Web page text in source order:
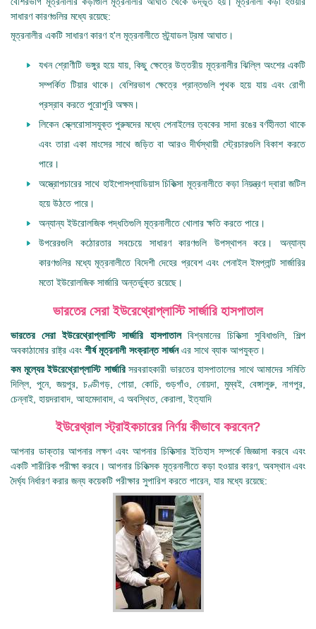
সাধারণ কারণগুলির মধ্যে রয়েছে:
মূত্রনালীর একটি সাধারণ কারণ হ'ল মূত্রনালীতে স্ট্র্যাডল ট্রমা আঘাত।
যখন শ্রোণীটি ভঙ্গুর হয়ে যায়, কিছু ক্ষেত্রে উত্তরীয় মূত্রনালীর ঝিল্লি অংশের একটি
সম্পর্কিত টিয়ার থাকে। বেশিরভাগ ক্ষেত্রে প্রান্তগুলি পৃথক হয়ে যায় এবং রোগী
প্রস্রাব করতে পুরোপুরি অক্ষম।
লিকেন স্ক্লেরোসাসযুক্ত পুরুষদের মধ্যে পেনাইলের ত্বকের সাদা রঙের বর্ণহীনতা থাকে
এবং তারা একা মাংসের সাথে জড়িত বা আরও দীর্ঘস্থায়ী স্ট্রেচারগুলি বিকাশ করতে
পারে।
অস্ত্রোপচারের সাথে হাইপোসপ্যাডিয়াস চিকিত্সা মূত্রনালীতে কড়া নিয়ন্ত্রণ দ্বারা জটিল
হয়ে উঠতে পারে।
অন্যান্য ইউরোলজিক পদ্ধতিগুলি মূত্রনালীতে খোলার ক্ষতি করতে পারে।
উপরেরগুলি কঠোরতার সবচেয়ে সাধারণ কারণগুলি উপস্থাপন করে। অন্যান্য
কারণগুলির মধ্যে মূত্রনালীতে বিদেশী দেহের প্রবেশ এবং পেনাইল ইমপ্লান্ট সার্জারির
মতো ইউরোলজিক সার্জারি অন্তর্ভুক্ত রয়েছে।
ভারতের সেরা ইউরেথ্রোপ্লাস্টি সার্জারি হাসপাতাল
ভারতের সেরা ইউরেথ্রোপ্লাস্টি সার্জারি হাসপাতাল বিশ্বমানের চিকিত্সা সুবিধাগুলি, শিল্প
অবকাঠামোর রাষ্ট্র এবং শীর্ষ মূত্রনালী সংক্রান্ত সার্জনএর সাথে ব্যাক আপযুক্ত।
কম মূল্যের ইউরেথ্রোপ্লাস্টি সার্জারিসরবরাহকারী ভারতের হাসপাতালের সাথে আমাদের সমিতি
দিল্লি, পুনে, জয়পুর, চণ্ডীগড়, গোয়া, কোচি, গুড়গাঁও, নোয়দা, মুম্বই, বেঙ্গালুরু, নাগপুর,
চেন্নাই, হায়দরাবাদ, আহমেদাবাদ, এ অবস্থিত, কেরালা, ইত্যাদি
ইউরেথ্রাল স্ট্রাইকচারের নির্ণয় কীভাবে করবেন?
আপনার ডাক্তার আপনার লক্ষণ এবং আপনার চিকিত্সার ইতিহাস সম্পর্কে জিজ্ঞাসা করবে এবং
একটি শারীরিক পরীক্ষা করবে। আপনার চিকিত্সক মূত্রনালীতে কড়া হওয়ার কারণ, অবস্থান এবং
দৈর্ঘ্য নির্ধারণ করার জন্য কয়েকটি পরীক্ষার সুপারিশ করতে পারেন, যার মধ্যে রয়েছে: